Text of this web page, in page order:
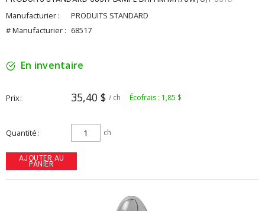
Manufacturier :
PRODUITS STANDARD
# Manufacturier : 68517
En inventaire
Prix 35,40 $ / ch Écofrais : 1,85 $
Quantité ch
AJOUTER AU
PANIER